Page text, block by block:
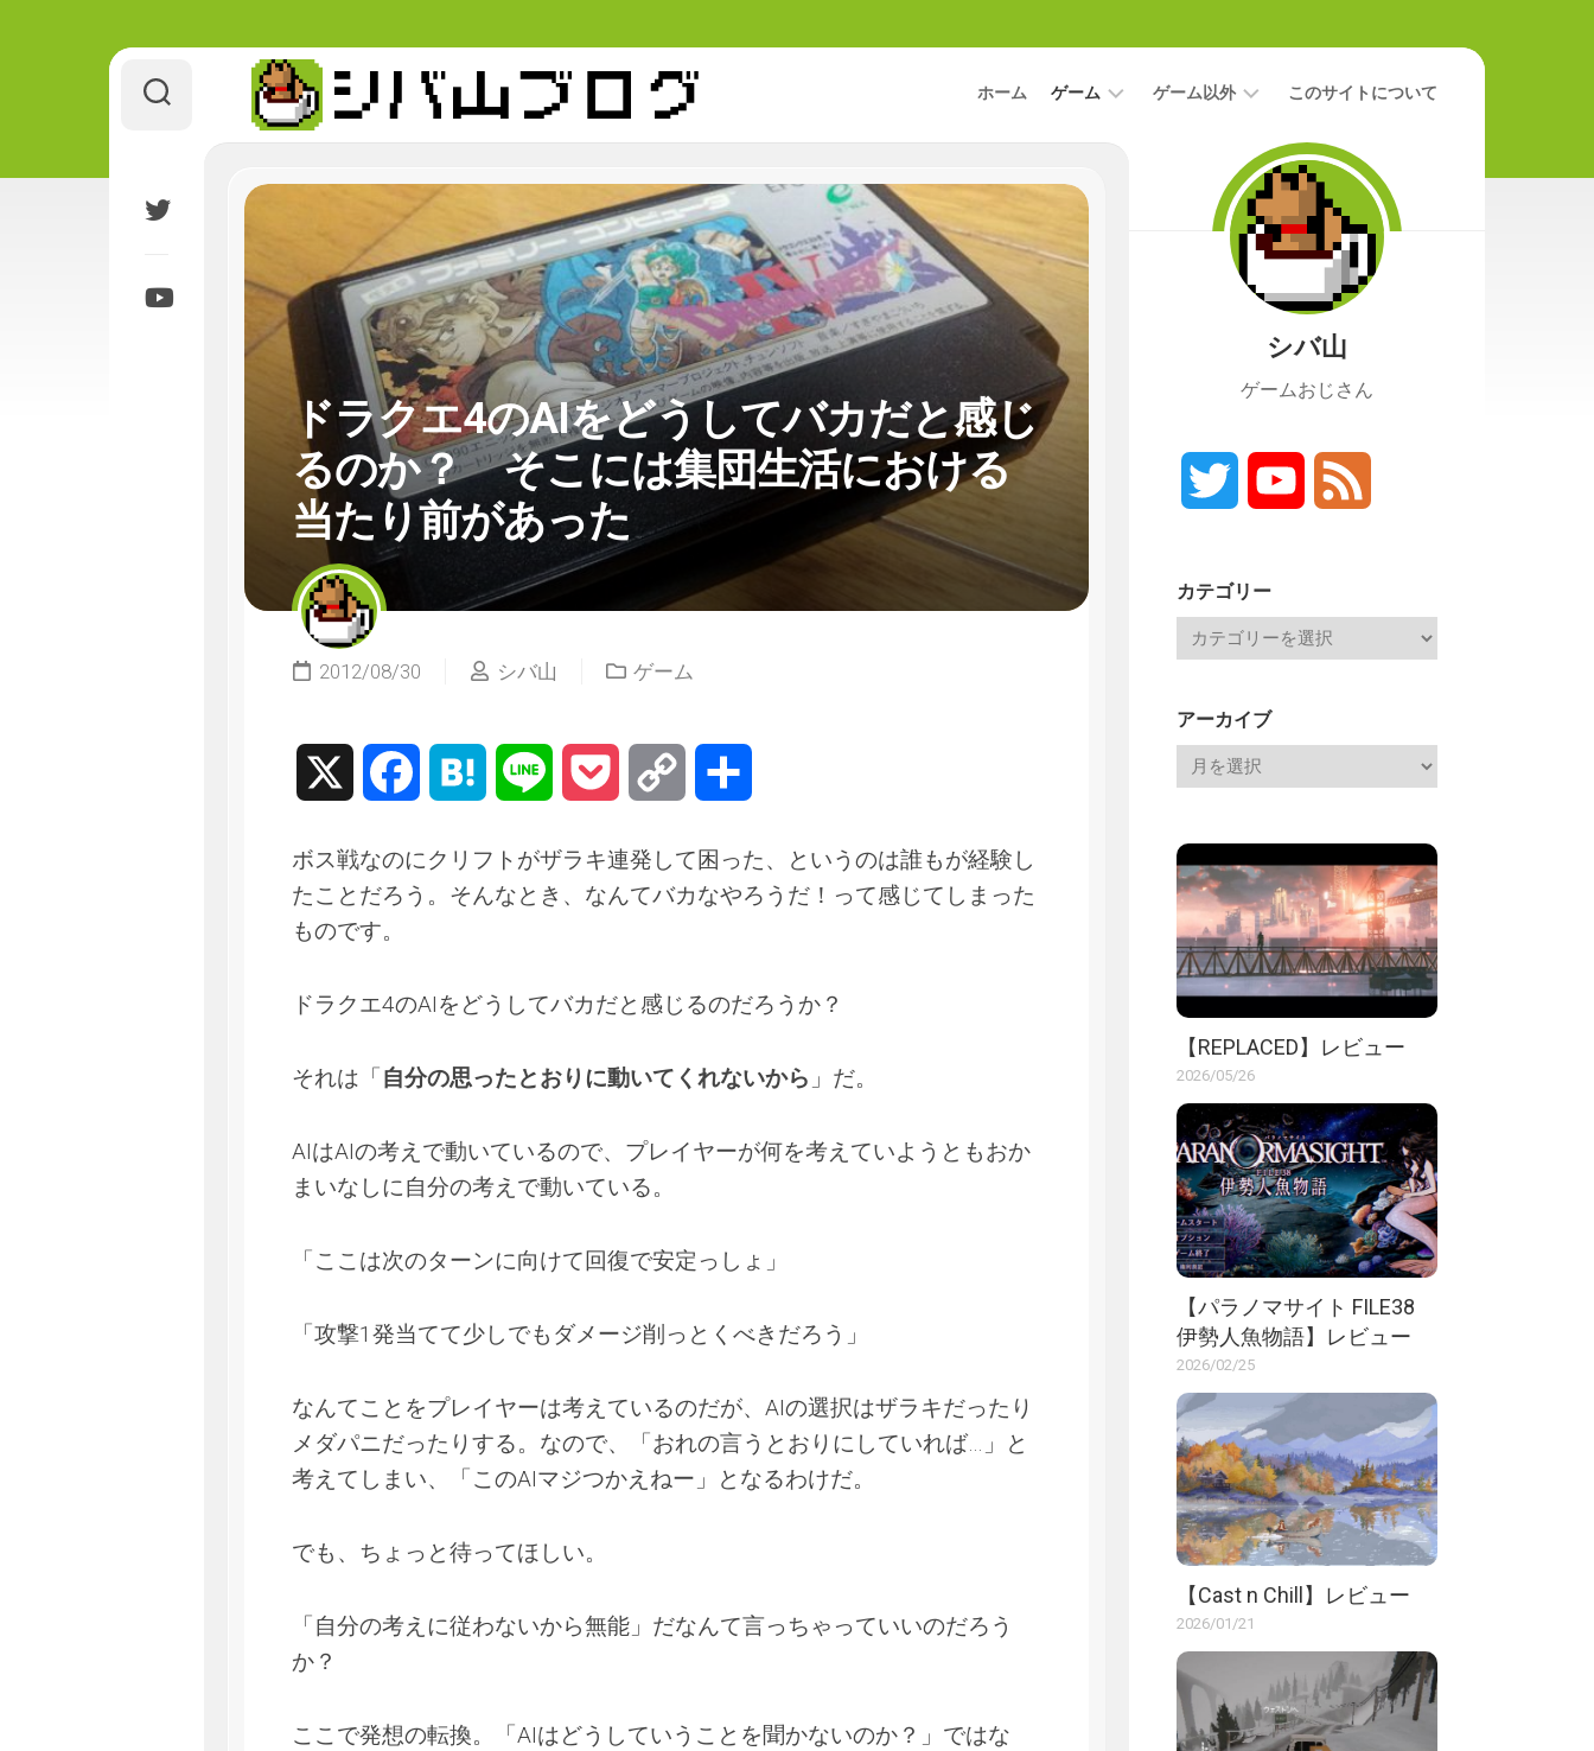
ホーム ゲーム
ビ
ゲーム以外 このサイトについて
ドラクエ4のAIをどうしてバカだと感じ
るのか？ そこには集団生活における
当たり前があった
2012/08/30 シバ山 ゲーム
FacebookHatena Line Pocket Copy
ボス戦なのにクリフトがザラキ連発して困った、というのは誰もが経験し
たことだろう。そんなとき、なんてバカなやろうだ！って感じてしまった
ものです。
ドラクエ4のAIをどうしてバカだと感じるのだろうか？
それは「自分の思ったとおりに動いてくれないから 」だ。
AIはAIの考えで動いているので、プレイヤーが何を考えていようともおか
まいなしに自分の考えで動いている。
「ここは次のターンに向けて回復で安定っしょ」
「攻撃1発当てて少しでもダメージ削っとくべきだろう」
なんてことをプレイヤーは考えているのだが、AIの選択はザラキだったり
メダパニだったりする。なので、「おれの言うとおりにしていれば…」と
考えてしまい、「このAIマジつかえねー」となるわけだ。
でも、ちょっと待ってほしい。
「自分の考えに従わないから無能」だなんて言っちゃっていいのだろう
か？
ここで発想の転換。「AIはどうしていうことを聞かないのか？」ではな
シバ山
ゲームおじさん
Twitter YouTube
カテゴリー
アーカイブ
【REPLACED】レビュー
2026/05/26
【パラノマサイト FILE38
伊勢人魚物語】レビュー
2026/02/25
【Cast n Chill】レビュー
2026/01/21